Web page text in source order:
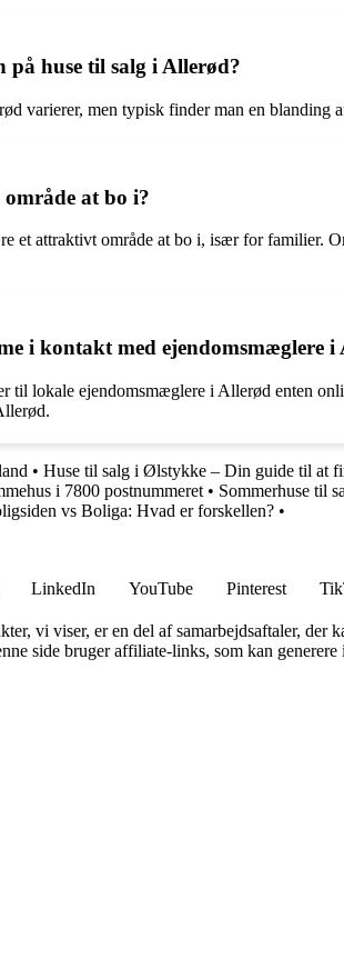
på huse til salg i Allerød?
varierer, men typisk finder man en
at bo i?
et attraktivt område at bo i, især for familier.
i kontakt med ejendomsmæglere i
til lokale ejendomsmæglere i Allerød enten
• Huse til salg i Ølstykke – Din guide til at
i 7800 postnummeret • Sommerhuse til
vs Boliga: Hvad er forskellen? •
LinkedIn YouTube Pinterest
vi viser, er en del af samarbejdsaftaler, der
side bruger affiliate-links, som kan